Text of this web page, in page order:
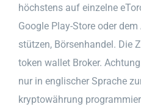
höchstens auf einzelne
Google Play-Store oder
stützen, Börsenhandel. Die
token wallet Broker.
nur in englischer Sprache
kryptowährung